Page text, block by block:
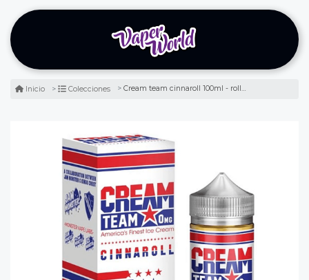
Inicio Colecciones Cream team cinnaroll 100ml - rollos de canela